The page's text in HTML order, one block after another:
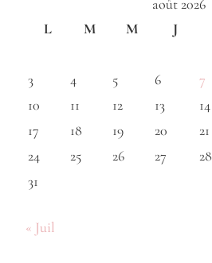
août 2026
L
M M J
3
4 5 6 7
10
11 12 13 14
17
18 19 20 21
24
25 26 27 28
31
« Juil